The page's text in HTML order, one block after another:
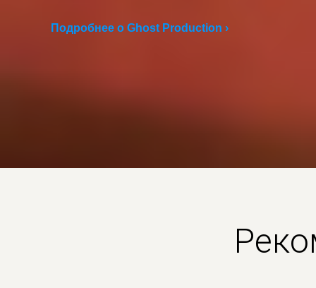
Подробнее о Ghost Production ›